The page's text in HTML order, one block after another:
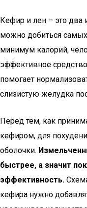
Кефир и лен – это два
можно добиться
минимум калорий,
эффективное
помогает
слизистую желудка
Перед тем, как
кефиром, для
оболочки.
быстрее, а значит
эффективность.
кефира нужно